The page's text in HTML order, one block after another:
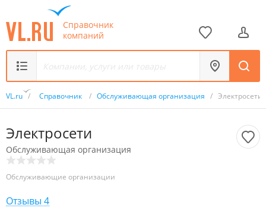
Справочник
компаний
VL.ru / Справочник / Обслуживающая организация / Электросети
Электросети
Обслуживающая организация
Обслуживающие организации
Отзывы 4